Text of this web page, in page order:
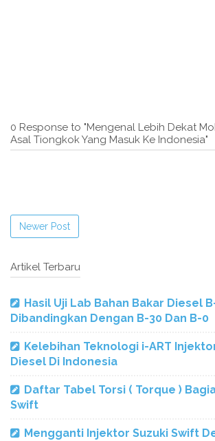
0 Response to "Mengenal Lebih Dekat
Asal Tiongkok Yang Masuk Ke Indonesia"
Newer Post
Artikel Terbaru
Hasil Uji Lab Bahan Bakar Diesel
Dibandingkan Dengan B-30 Dan B-0
Kelebihan Teknologi i-ART
Diesel Di Indonesia
Daftar Tabel Torsi ( Torque )
Swift
Mengganti Injektor Suzuki Swift